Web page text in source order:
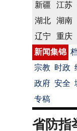
新疆
江苏
湖北
湖南
辽宁
重庆
新闻集锦
宗教 时政
政府 安全
专稿
省防指